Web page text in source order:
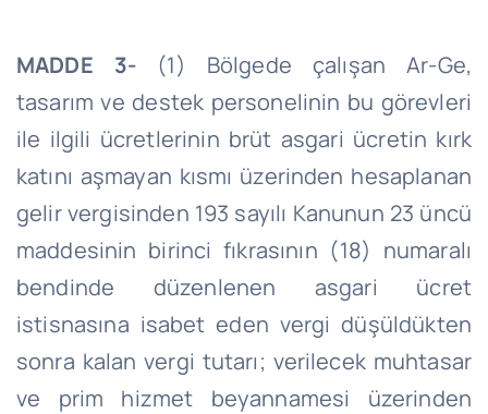
MADDE 3- (1) Bölgede çalışan Ar-Ge,
tasarım ve destek personelinin bu görevleri
ile ilgili ücretlerinin brüt asgari ücretin kırk
katını aşmayan kısmı üzerinden hesaplanan
gelir vergisinden 193 sayılı Kanunun 23 üncü
maddesinin birinci fıkrasının (18) numaralı
bendinde düzenlenen asgari ücret
istisnasına isabet eden vergi düşüldükten
sonra kalan vergi tutarı; verilecek muhtasar
ve prim hizmet beyannamesi üzerinden